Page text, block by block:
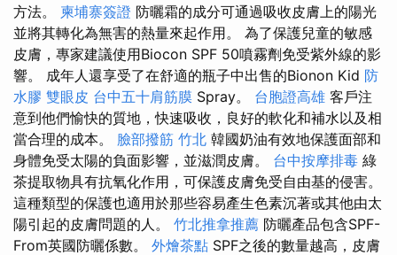
方法。 柬埔寨簽證 防曬霜的成分可通過吸收皮膚上的陽光
並將其轉化為無害的熱量來起作用。 為了保護兒童的敏感
皮膚，專家建議使用Biocon SPF 50噴霧劑免受紫外線的影
響。 成年人還享受了在舒適的瓶子中出售的Bionon Kid 防
水膠 雙眼皮 台中五十肩筋膜 Spray。 台胞證高雄 客戶注
意到他們愉快的質地，快速吸收，良好的軟化和補水以及相
當合理的成本。 臉部撥筋 竹北 韓國奶油有效地保護面部和
身體免受太陽的負面影響，並滋潤皮膚。 台中按摩排毒 綠
茶提取物具有抗氧化作用，可保護皮膚免受自由基的侵害。
這種類型的保護也適用於那些容易產生色素沉著或其他由太
陽引起的皮膚問題的人。 竹北推拿推薦 防曬產品包含SPF-
From英國防曬係數。 外燴茶點 SPF之後的數量越高，皮膚